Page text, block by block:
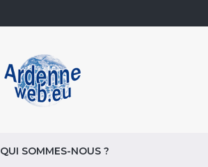
QUI SOMMES-NOUS ?